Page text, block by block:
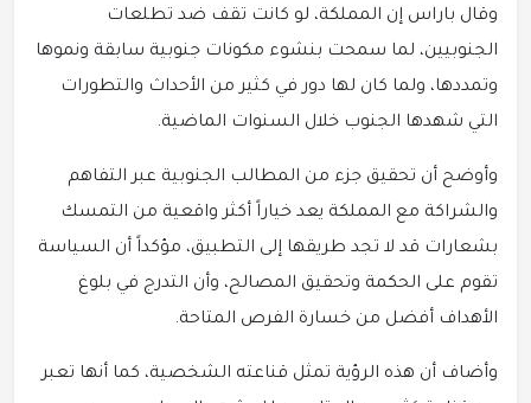
وقال باراس إن المملكة، لو كانت تقف ضد تطلعات
الجنوبيين، لما سمحت بنشوء مكونات جنوبية سابقة ونموها
وتمددها، ولما كان لها دور في كثير من الأحداث والتطورات
التي شهدها الجنوب خلال السنوات الماضية.
وأوضح أن تحقيق جزء من المطالب الجنوبية عبر التفاهم
والشراكة مع المملكة يعد خياراً أكثر واقعية من التمسك
بشعارات قد لا تجد طريقها إلى التطبيق، مؤكداً أن السياسة
تقوم على الحكمة وتحقيق المصالح، وأن التدرج في بلوغ
الأهداف أفضل من خسارة الفرص المتاحة.
وأضاف أن هذه الرؤية تمثل قناعته الشخصية، كما أنها تعبر